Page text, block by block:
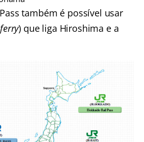
também é possível usar
ferry) que liga Hiroshima e a